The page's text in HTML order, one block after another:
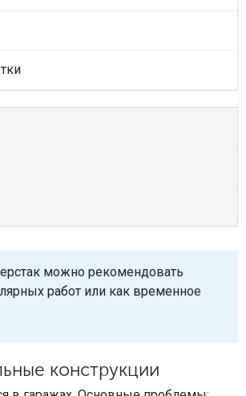
можно рекомендовать
работ или как временное
конструкции